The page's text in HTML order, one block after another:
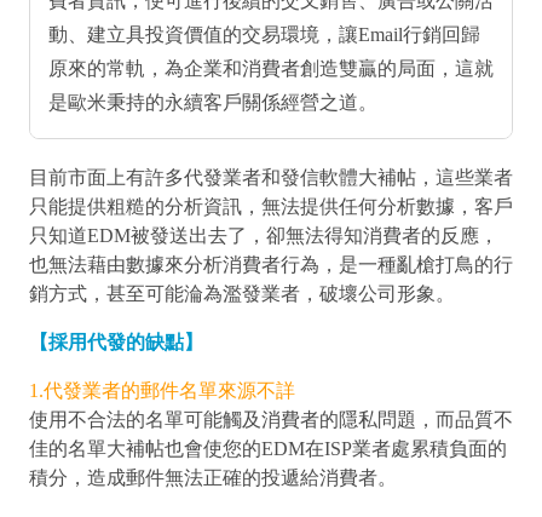
動、建立具投資價值的交易環境，讓Email行銷回歸
原來的常軌，為企業和消費者創造雙贏的局面，這就
是歐米秉持的永續客戶關係經營之道。
目前市面上有許多代發業者和發信軟體大補帖，這些業者
只能提供粗糙的分析資訊，無法提供任何分析數據，客戶
只知道EDM被發送出去了，卻無法得知消費者的反應，
也無法藉由數據來分析消費者行為，是一種亂槍打鳥的行
銷方式，甚至可能淪為濫發業者，破壞公司形象。
【採用代發的缺點】
1.代發業者的郵件名單來源不詳
使用不合法的名單可能觸及消費者的隱私問題，而品質不
佳的名單大補帖也會使您的EDM在ISP業者處累積負面的
積分，造成郵件無法正確的投遞給消費者。